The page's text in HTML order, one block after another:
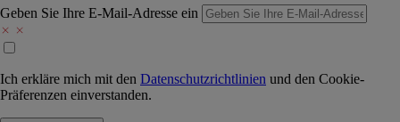
Geben Sie Ihre E-Mail-Adresse ein
Ich erkläre mich mit den Datenschutzrichtlinien und den Cookie-
Präferenzen einverstanden.